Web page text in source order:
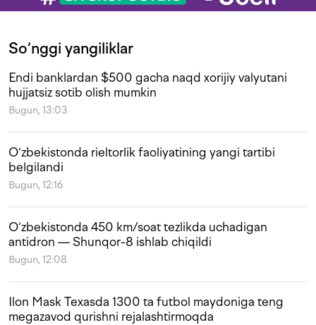
So‘nggi yangiliklar
Endi banklardan $500 gacha naqd xorijiy valyutani
hujjatsiz sotib olish mumkin
Bugun, 13:03
O‘zbekistonda rieltorlik faoliyatining yangi tartibi
belgilandi
Bugun, 12:16
O‘zbekistonda 450 km/soat tezlikda uchadigan
antidron — Shunqor-8 ishlab chiqildi
Bugun, 12:08
Ilon Mask Texasda 1300 ta futbol maydoniga teng
megazavod qurishni rejalashtirmoqda